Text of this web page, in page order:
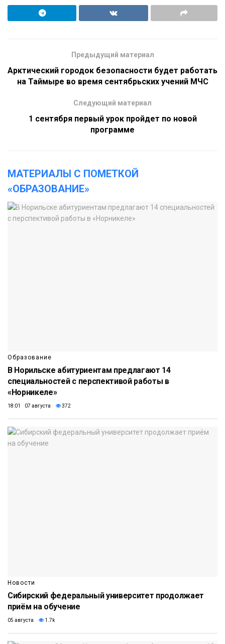
Предыдущий материал
Арктический городок безопасности будет работать
на Таймыре во время сентябрьских учений МЧС
Следующий материал
1 сентября первый урок пройдет по новой
программе
МАТЕРИАЛЫ С ПОМЕТКОЙ
«ОБРАЗОВАНИЕ»
Образование
В Норильске абитуриентам предлагают 14
специальностей с перспективой работы в
«Норникеле»
18:01 07 августа 372
Новости
Сибирский федеральный университет продолжает
приём на обучение
05 августа 1.7k